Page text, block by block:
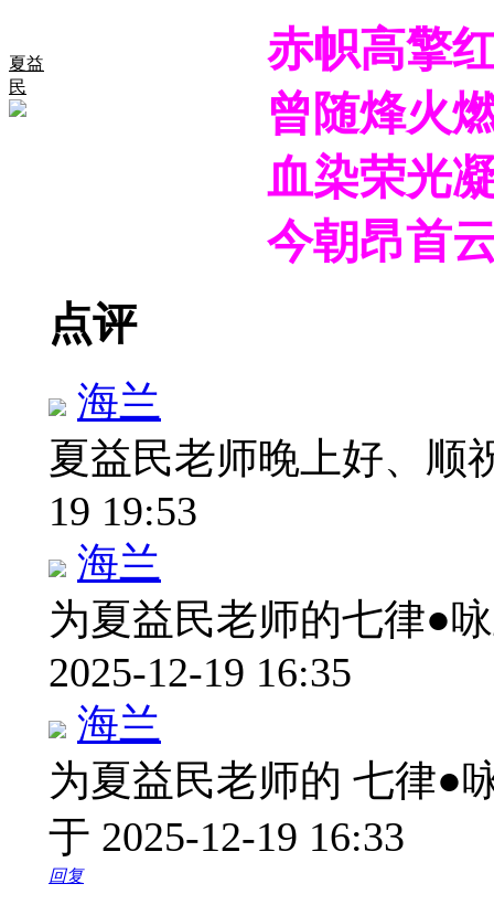
夏益
民
赤帜高擎
曾随烽火燃长
血染荣光凝壮
今朝昂首云霄
点评
海兰
夏益民老师晚上好、
19 19:53
海兰
为夏益民老师的七律●
2025-12-19 16:35
海兰
为夏益民老师的 七律●
于 2025-12-19 16:33
回复